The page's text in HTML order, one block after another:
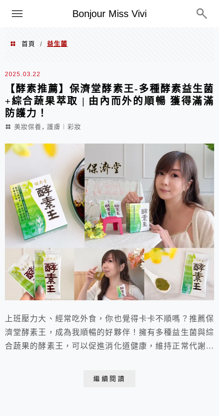
Bonjour Miss Vivi
選單
首頁 / 益生菌
益生菌
2025.03.22
【酵素推薦】保濟堂酵素王-多種酵素益生菌
+綜合蔬果萃取 | 由內而外的順暢 獲得滿滿
防護力！
美妝保養 , 護膚︱彩妝
上班壓力大、經常吃外食，你也覺得卡卡不順嗎？推薦保
濟堂酵素王，成為我順暢的好夥伴！擁有多種益生菌與綜
合蔬果的酵素王，可以促進消化道健康，維持正常代謝。
繼續閱讀